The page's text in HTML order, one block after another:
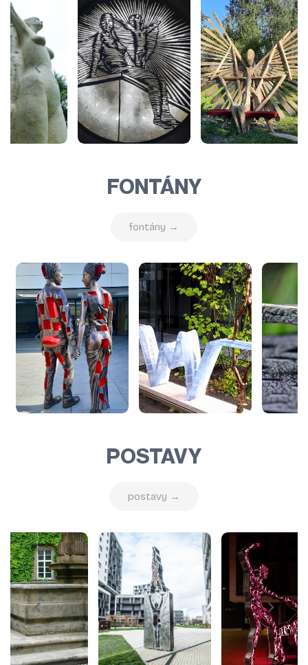
FONTÁNY
fontány →
POSTAVY
postavy →